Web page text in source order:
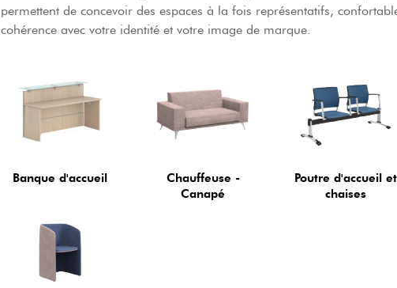
permettent de concevoir des espaces à la fois représentatifs,
cohérence avec votre identité et votre image de marque.
Banque d'accueil
Chauffeuse -
Canapé
Poutre d'accueil et
chaises